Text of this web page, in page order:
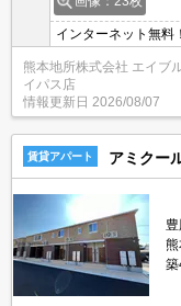
インターネット無
付き☆TVモニター
システムキッチン
家賃56,500円。
熊本地所株式会社 エイブ
イパス店
情報更新日 2026/08/07
賃貸アパート アミクー